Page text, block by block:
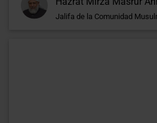
Jalifa de la Comunidad